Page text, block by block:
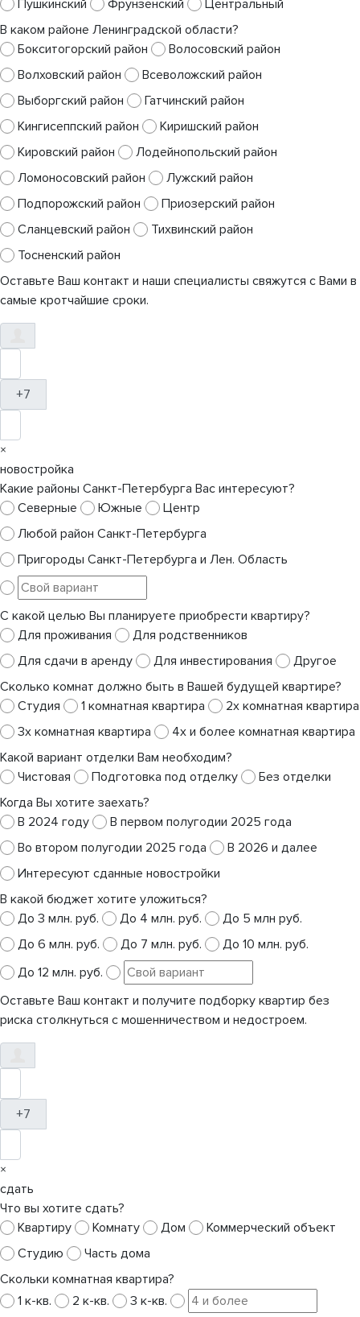
Пушкинский Фрунзенский
Центральный
В каком районе Ленинградской области?
Бокситогорский район
Волосовский район
Волховский район
Всеволожский район
Выборгский район
Гатчинский район
Кингисеппский район
Киришский район
Кировский район
Лодейнопольский район
Ломоносовский район
Лужский район
Подпорожский район
Приозерский район
Сланцевский район
Тихвинский район
Тосненский район
Оставьте Ваш контакт и наши специалисты свяжутся с Вами в
самые кротчайшие сроки.
+7
×
новостройка
Какие районы Санкт-Петербурга Вас интересуют?
Северные
Южные
Центр
Любой район Санкт-Петербурга
Пригороды Санкт-Петербурга и Лен. Область
С какой целью Вы планируете приобрести квартиру?
Для проживания
Для родственников
Для сдачи в аренду
Для инвестирования
Другое
Сколько комнат должно быть в Вашей будущей квартире?
Студия
1 комнатная квартира
2х комнатная квартира
3х комнатная квартира
4х и более комнатная квартира
Какой вариант отделки Вам необходим?
Чистовая
Подготовка под отделку
Без отделки
Когда Вы хотите заехать?
В 2024 году
В первом полугодии 2025 года
Во втором полугодии 2025 года
В 2026 и далее
Интересуют сданные новостройки
В какой бюджет хотите уложиться?
До 3 млн. руб.
До 4 млн. руб.
До 5 млн руб.
До 6 млн. руб.
До 7 млн. руб.
До 10 млн. руб.
До 12 млн. руб.
Оставьте Ваш контакт и получите подборку квартир без
риска столкнуться с мошенничеством и недостроем.
+7
×
сдать
Что вы хотите сдать?
Квартиру
Комнату Дом
Коммерческий объект
Студию
Часть дома
Скольки комнатная квартира?
1 к-кв.
2 к-кв.
3 к-кв.